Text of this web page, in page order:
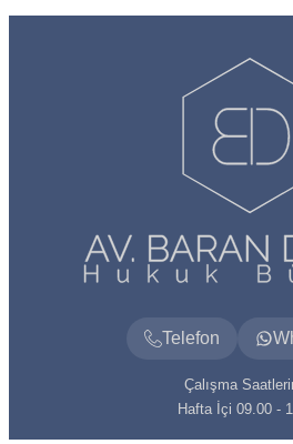
Telefon
Çalışma
Hafta İçi 09.00 -